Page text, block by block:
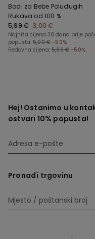
Bodi za Bebe Poludugih
Rukava od 100 %
Jednobojnog Pamuka
5,99 € 3,00 €
Najniža cijena 30 dana prije
popusta: 5,99 € -50%
Redovna cijena: 5,99 € -50%
Hej! Ostanimo u
ostvari 10% popusta!
Pronađi trgovinu